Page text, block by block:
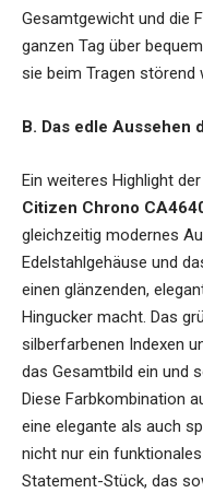
Gesamtgewicht und die
ganzen Tag über
sie beim Tragen störend
B. Das edle Aussehen
Ein weiteres Highlight der
Citizen Chrono
gleichzeitig modernes
Edelstahlgehäuse und
einen glänzenden,
Hingucker macht. Das
silberfarbenen Indexen
das Gesamtbild ein und
Diese Farbkombination
eine elegante als auch
nicht nur ein
Statement-Stück, das